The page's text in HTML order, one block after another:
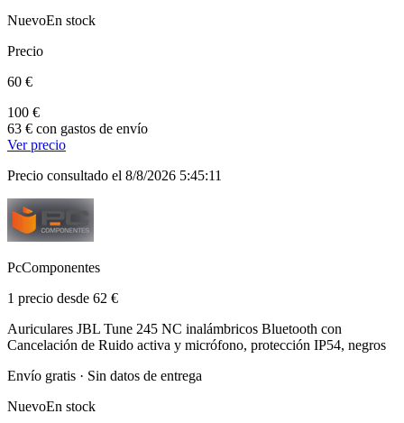
NuevoEn stock
Precio
60 €
100 €
63 € con gastos de envío
Ver precio
Precio consultado el 8/8/2026 5:45:11
PcComponentes
1 precio desde 62 €
Auriculares JBL Tune 245 NC inalámbricos Bluetooth con
Cancelación de Ruido activa y micrófono, protección IP54, negros
Envío gratis · Sin datos de entrega
NuevoEn stock